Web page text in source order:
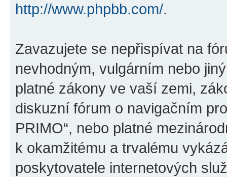
http://www.phpbb.com/.
Zavazujete se nepřispívat na
nevhodným, vulgárním nebo
platné zákony ve vaší zemi,
diskuzní fórum o navigačním
PRIMO“, nebo platné
k okamžitému a trvalému
poskytovatele internetových